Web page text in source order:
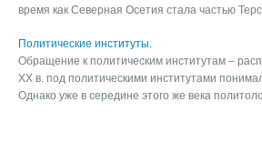
время как Северная Осетия стала частью
Политические институты.
Обращение к политическим институтам –
ХХ в. под политическими институтами
Однако уже в середине этого же века